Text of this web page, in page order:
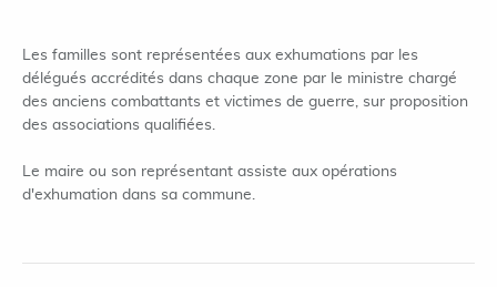
Les familles sont représentées aux exhumations par les
délégués accrédités dans chaque zone par le ministre chargé
des anciens combattants et victimes de guerre, sur proposition
des associations qualifiées.
Le maire ou son représentant assiste aux opérations
d'exhumation dans sa commune.